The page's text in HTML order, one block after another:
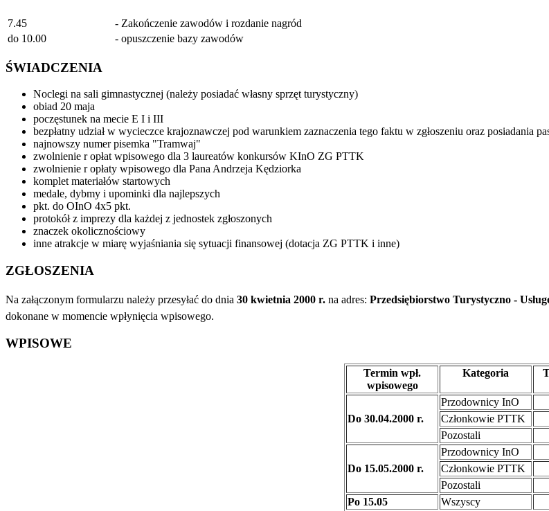
7.45
- Zakończenie zawodów i rozdanie nagród
do 10.00
- opuszczenie bazy zawodów
ŚWIADCZENIA
Noclegi na sali gimnastycznej (należy posiadać własny sprzęt turystyczny)
obiad 20 maja
poczęstunek na mecie E I i III
bezpłatny udział w wycieczce krajoznawczej pod warunkiem zaznaczenia tego faktu w zgłoszeniu oraz posiadania
najnowszy numer pisemka "Tramwaj"
zwolnienie r opłat wpisowego dla 3 laureatów konkursów KInO ZG PTTK
zwolnienie r opłaty wpisowego dla Pana Andrzeja Kędziorka
komplet materiałów startowych
medale, dybmy i upominki dla najlepszych
pkt. do OInO 4x5 pkt.
protokół z imprezy dla każdej z jednostek zgłoszonych
znaczek okolicznościowy
inne atrakcje w miarę wyjaśniania się sytuacji finansowej (dotacja ZG PTTK i inne)
ZGŁOSZENIA
Na załączonym formularzu należy przesyłać do dnia 30 kwietnia 2000 r. na adres: Przedsiębiorstwo Turystyczno -
dokonane w momencie wpłynięcia wpisowego.
WPISOWE
Termin wpł.
wpisowego
Kategoria
Do 30.04.2000 r.
Przodownicy InO
Członkowie PTTK
Pozostali
Do 15.05.2000 r.
Przodownicy InO
Członkowie PTTK
Pozostali
Po 15.05
Wszyscy